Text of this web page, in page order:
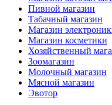
Пивной магазин
Табачный магазин
Магазин
Магазин косметики
Хозяйственный
Зоомагазин
Молочный магазин
Мясной магазин
Эвотор